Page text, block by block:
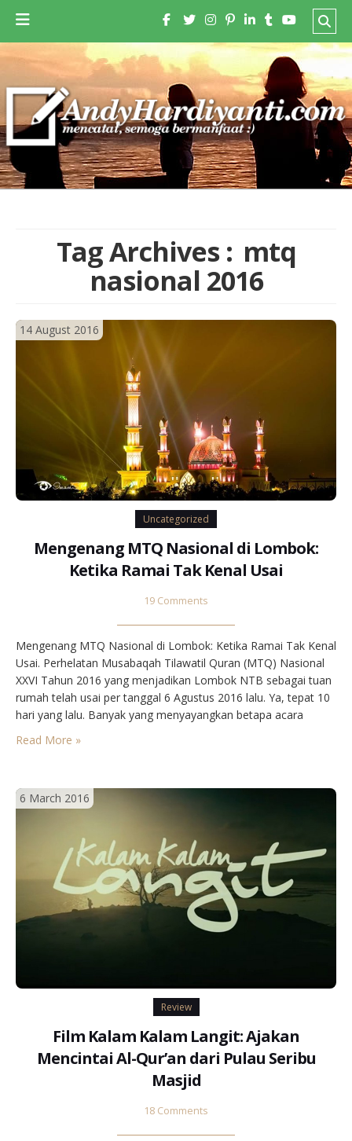
Tag Archives : mtq
nasional 2016
14 August 2016
Uncategorized
Mengenang MTQ Nasional di Lombok:
Ketika Ramai Tak Kenal Usai
19 Comments
Mengenang MTQ Nasional di Lombok: Ketika Ramai Tak Kenal
Usai. Perhelatan Musabaqah Tilawatil Quran (MTQ) Nasional
XXVI Tahun 2016 yang menjadikan Lombok NTB sebagai tuan
rumah telah usai per tanggal 6 Agustus 2016 lalu. Ya, tepat 10
hari yang lalu. Banyak yang menyayangkan betapa acara
seramai dan semeriah ini sepi akan pemberitaan. Membaca
sejumlah keluhan tersebut, saya ikut terusik. Aih,…
Read More »
6 March 2016
Review
Film Kalam Kalam Langit: Ajakan
Mencintai Al-Qur’an dari Pulau Seribu
Masjid
18 Comments